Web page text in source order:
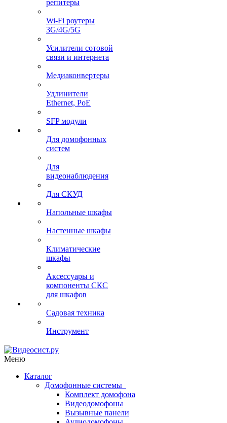
репитеры
Wi-Fi роутеры
3G/4G/5G
Усилители сотовой
связи и интернета
Медиаконвертеры
Удлинители
Ethernet, PoE
SFP модули
Для домофонных
систем
Для
видеонаблюдения
Для СКУД
Напольные шкафы
Настенные шкафы
Климатические
шкафы
Аксессуары и
компоненты СКС
для шкафов
Садовая техника
Инструмент
Меню
Каталог
Домофонные системы
Комплект домофона
Видеодомофоны
Вызывные панели